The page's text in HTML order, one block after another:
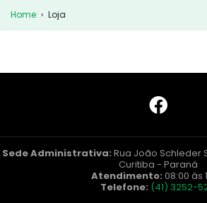
Home › Loja
Sede Administrativa: Rua João Schleder
Curitiba - Paraná
Atendimento: 08:00 às
Telefone: (41) 3252-